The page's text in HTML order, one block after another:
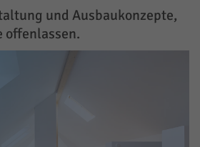
und Ausbaukonzepte,
offenlassen.